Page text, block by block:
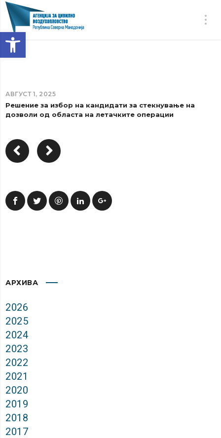
Open toolbar
АВГУСТ 1, 2025
Решение за избор на кандидати за стекнување на
дозволи од областа на летачките операции
АРХИВА
2026
2025
2024
2023
2022
2021
2020
2019
2018
2017